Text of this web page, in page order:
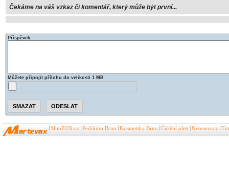
Čekáme na váš vzkaz či komentář, který může být první...
Příspěvek:
Můžete připojit přílohu do velikosti 1 MB
SlimFOX.cz Pedikúra Brno Kosmetika Brno Čištění pleti Netusers.cz